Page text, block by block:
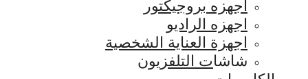
اجهزه بروجيكتور
اجهزه الراديو
اجهزة العناية الشخصية
شاشات التلفزيون